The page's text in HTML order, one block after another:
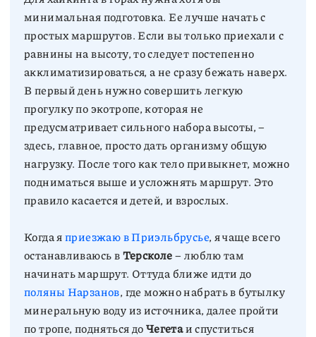
минимальная подготовка. Ее лучше начать с
простых маршрутов. Если вы только приехали с
равнины на высоту, то следует постепенно
акклиматизироваться, а не сразу бежать наверх.
В первый день нужно совершить легкую
прогулку по экотропе, которая не
предусматривает сильного набора высоты, –
здесь, главное, просто дать организму общую
нагрузку. После того как тело привыкнет, можно
подниматься выше и усложнять маршрут. Это
Когда яприезжаю в Приэльбрусье, я чаще всего
останавливаюсь вТерсколе– люблю там
начинать маршрут. Оттуда ближе идти до
поляны Нарзанов, где можно набрать в бутылку
минеральную воду из источника, далее пройти
по тропе, подняться доЧегетаи спуститься